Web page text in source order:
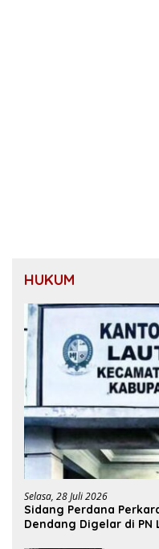
HUKUM
Selasa, 28 Juli 2026
Sidang Perdana
Dendang Digelar di PN